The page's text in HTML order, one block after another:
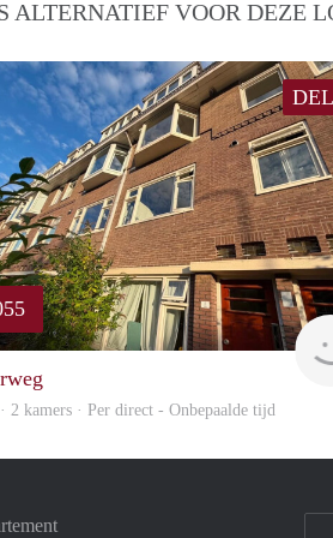
ALTERNATIEF VOOR DEZE
· 2 kamers · Per direct - Onbepaalde tijd